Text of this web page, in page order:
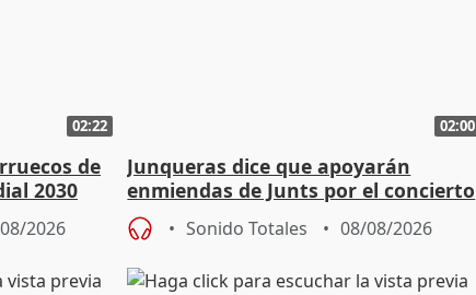
02:22
de
2030
2026
02:00
Junqueras dice que apoyarán
enmiendas de Junts por el concierto
en el trámite de financiación
Sonido Totales 08/08/2026